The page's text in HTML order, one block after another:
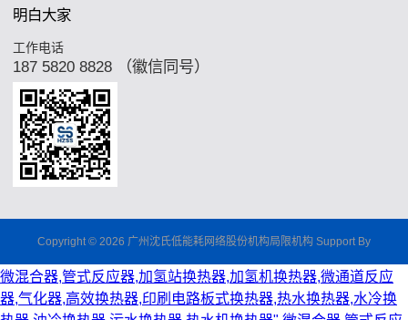
明白大家
工作电话
187 5820 8828 （徽信同号）
Copyright © 2026 广州沈氏低能耗网络股份机构局限机构 Support By
微混合器,管式反应器,加氢站换热器,加氢机换热器,微通道反应
器,气化器,高效换热器,印刷电路板式换热器,热水换热器,水冷换